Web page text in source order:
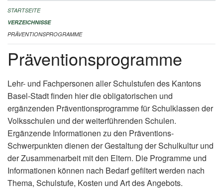
IMPRESSUM
STARTSEITE
VERZEICHNISSE
PRÄVENTIONSPROGRAMME
Präventionsprogramme
Lehr- und Fachpersonen aller Schulstufen des Kantons
Basel-Stadt finden hier die obligatorischen und
ergänzenden Präventionsprogramme für Schulklassen der
Volksschulen und der weiterführenden Schulen.
Ergänzende Informationen zu den Präventions-
Schwerpunkten dienen der Gestaltung der Schulkultur und
der Zusammenarbeit mit den Eltern. Die Programme und
Informationen können nach Bedarf gefiltert werden nach
Thema, Schulstufe, Kosten und Art des Angebots.